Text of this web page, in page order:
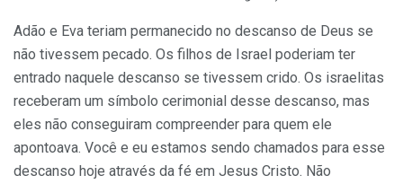
Adão e Eva teriam permanecido no descanso de Deus se
não tivessem pecado. Os filhos de Israel poderiam ter
entrado naquele descanso se tivessem crido. Os israelitas
receberam um símbolo cerimonial desse descanso, mas
eles não conseguiram compreender para quem ele
apontoava. Você e eu estamos sendo chamados para esse
descanso hoje através da fé em Jesus Cristo. Não